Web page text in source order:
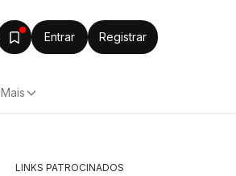
Entrar Registrar
Mais
LINKS PATROCINADOS